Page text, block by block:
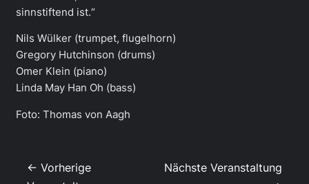
sinnstiftend ist.“
Nils Wülker (trumpet, flugelhorn)
Gregory Hutchinson (drums)
Omer Klein (piano)
Linda May Han Oh (bass)
Foto: Thomas von Aagh
← Vorherige
Nächste Veranstaltung